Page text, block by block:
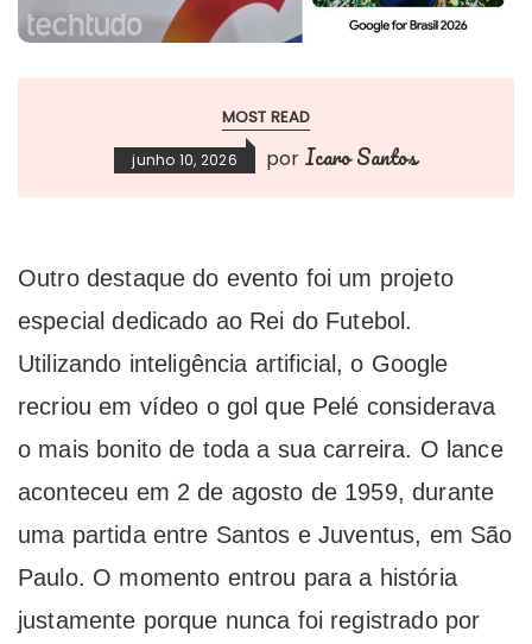
MOST READ
junho 10, 2026 por Icaro Santos
Outro destaque do evento foi um projeto
especial dedicado ao Rei do Futebol.
Utilizando inteligência artificial, o Google
recriou em vídeo o gol que Pelé considerava
o mais bonito de toda a sua carreira. O lance
aconteceu em 2 de agosto de 1959, durante
uma partida entre Santos e Juventus, em São
Paulo. O momento entrou para a história
justamente porque nunca foi registrado por